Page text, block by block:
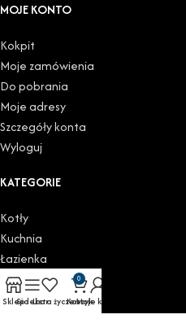
MOJE KONTO
Kokpit
Moje zamówienia
Do pobrania
Moje adresy
Szczegóły konta
Wyloguj
KATEGORIE
Kotły
Kuchnia
Łazienka
Podgrzewacze
Grzejniki
SklepSidebarLista życzeń
0
Koszyk
Moje konto